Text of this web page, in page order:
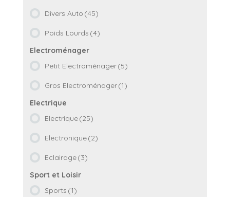
Divers Auto (45)
Poids Lourds (4)
Petit Electroménager(5)
Gros Electroménager(1)
Electrique(25)
Electronique(2)
Eclairage(3)
Sports (1)